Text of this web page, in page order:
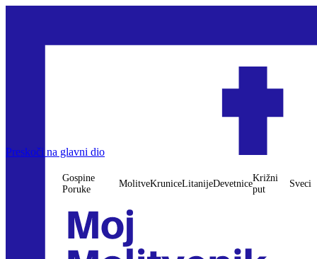
Preskoči na glavni dio
Gospine
Poruke
MolitveKruniceLitanijeDevetnice
Križni
put
Sveci